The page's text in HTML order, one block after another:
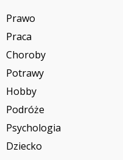
Prawo
Praca
Choroby
Potrawy
Hobby
Podróże
Psychologia
Dziecko